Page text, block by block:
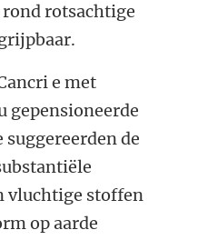
rotsachtige
e met
gepensioneerde
suggereerden de
vluchtige stoffen
op aarde